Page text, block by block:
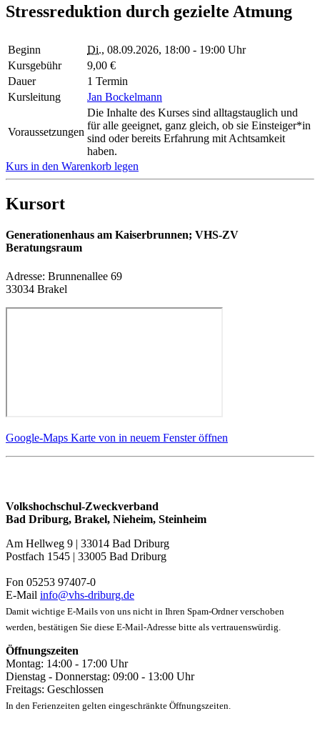
Stressreduktion durch gezielte Atmung
Beginn Di., 08.09.2026, 18:00 - 19:00 Uhr
Kursgebühr
9,00 €
Dauer
1 Termin
Kursleitung
Jan Bockelmann
Voraussetzungen
Die Inhalte des Kurses sind alltagstauglich und
für alle geeignet, ganz gleich, ob sie Einsteiger*in
sind oder bereits Erfahrung mit Achtsamkeit
haben.
Kurs in den Warenkorb legen
Kursort
Generationenhaus am Kaiserbrunnen; VHS-ZV
Beratungsraum
Adresse: Brunnenallee 69
33034 Brakel
Google-Maps Karte von in neuem Fenster öffnen
Volkshochschul-Zweckverband
Bad Driburg, Brakel, Nieheim, Steinheim
Am Hellweg 9 | 33014 Bad Driburg
Postfach 1545 | 33005 Bad Driburg
Fon 05253 97407-0
E-Mail info@vhs-driburg.de
Damit wichtige E-Mails von uns nicht in Ihren Spam-Ordner verschoben
werden, bestätigen Sie diese E-Mail-Adresse bitte als vertrauenswürdig.
Öffnungszeiten
Montag: 14:00 - 17:00 Uhr
Dienstag - Donnerstag: 09:00 - 13:00 Uhr
Freitags: Geschlossen
In den Ferienzeiten gelten eingeschränkte Öffnungszeiten.